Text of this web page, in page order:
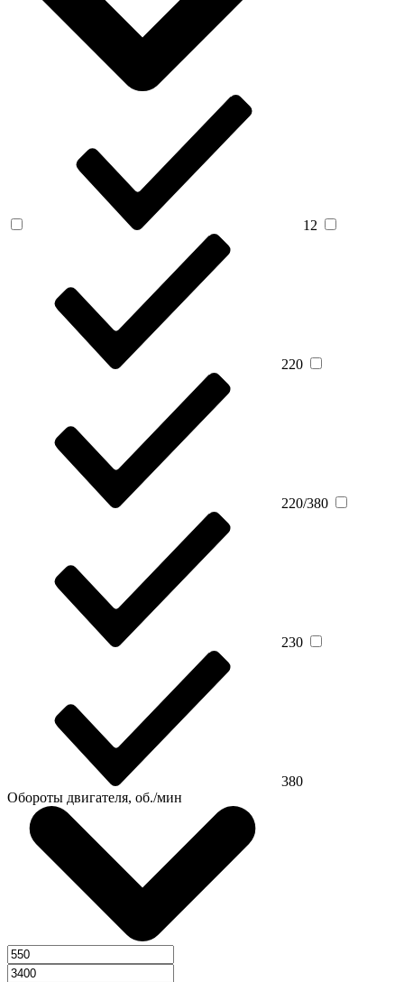
12
220
220/380
230
380
Обороты двигателя, об./мин